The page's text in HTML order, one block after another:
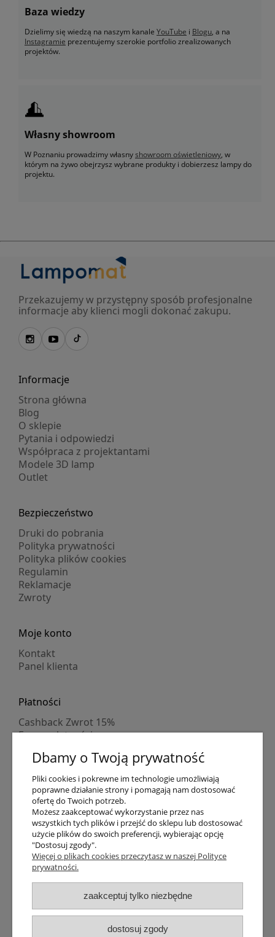
Baza wiedzy
Dzielimy się wiedzą na naszym kanale YouTube i Blogu, a na
Instagramie prezentujemy szerokie portfolio zrealizowanych
projektów.
Własny showroom
W Poznaniu prowadzimy własnyshowroom oświetleniowy, w
którym na żywo obejrzysz wybrane produkty i dobierzesz lampy do
projektu.
Przekazujemy w przystępny sposób profesjonalne
informacje aby klienci mogli dokonać zakupu.
Informacje
Strona główna
Blog
O sklepie
Pytania i odpowiedzi
Współpraca z projektantami
Modele 3D lamp
Outlet
Bezpieczeństwo
Druki do pobrania
Polityka prywatności
Polityka plików cookies
Regulamin
Reklamacje
Zwroty
Moje konto
Kontakt
Panel klienta
Płatności
Cashback Zwrot 15%
Formy płatności
Numer konta
PayPo kupujesz, nie płacisz
Progi rabatowe
Promocje
Dostawa
Czas wysyłki
Dostawa
Śledzenie przesyłki GLS
Śledzenie przesyłki DPD
Shipping abroad
Zarejestruj się /Zaloguj się
Dbamy o Twoją prywatność
Pliki cookies i pokrewne im technologie umożliwiają
poprawne działanie strony i pomagają nam dostosować
ofertę do Twoich potrzeb.
Możesz zaakceptować wykorzystanie przez nas
wszystkich tych plików i przejść do sklepu lub dostosować
użycie plików do swoich preferencji, wybierając opcję
"Dostosuj zgody".
Więcej o plikach cookies przeczytasz w naszej Polityce
prywatności.
zaakceptuj tylko niezbędne
dostosuj zgody